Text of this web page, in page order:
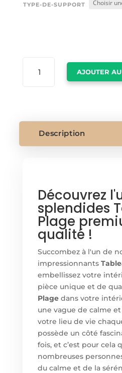
TYPE-DE-SUPPORT
AJOUTER
Description
Découvrez
splendides
Plage
qualité !
Succombez à l'un de
impressionnants
embellissez votre
pièce unique et de
Plagedans votre
une vague de calme
votre lieu de vie
possède un côté
fois, et c’est pour cela
nombreuses
du calme et de la